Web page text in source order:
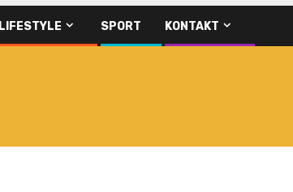
LIFESTYLE SPORT KONTAKT